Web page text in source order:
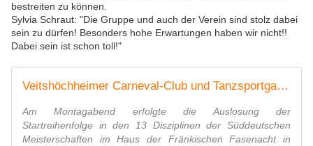
bestreiten zu können.
Sylvia Schraut: "Die Gruppe und auch der Verein sind stolz dabei
sein zu dürfen! Besonders hohe Erwartungen haben wir nicht!!
Dabei sein ist schon toll!"
Veitshöchheimer Carneval-Club und Tanzsportgarde richten am 20., 27. und 28. Februar die 25. Süddeutschen Meisterschaften im karnevalistischen Tanzsport aus - Mammutveranstaltung an drei Tagen mit 226 Auftritten von 2.765 Aktiven und voraussichtlich an die 5000 Zuschauer - Veitshöchheim News
Am Montagabend erfolgte die Auslosung der
Startreihenfolge in den 13 Disziplinen der Süddeutschen
Meisterschaften im Haus der Fränkischen Fasenacht in